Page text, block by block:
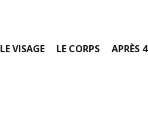
LE VISAGE LE CORPS APRÈS